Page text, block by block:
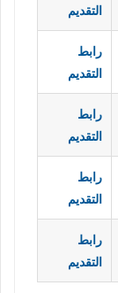
التقديم
رابط
التقديم
رابط
التقديم
رابط
التقديم
رابط
التقديم